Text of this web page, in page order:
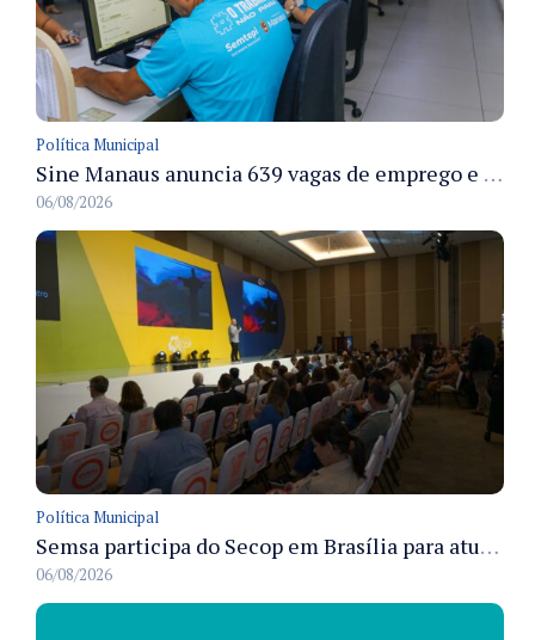
Política Municipal
Sine Manaus anuncia 639 vagas de emprego e atendimento presencial nesta sexta 7/8
06/08/2026
Política Municipal
Semsa participa do Secop em Brasília para atualizar tecnologia e modernizar gestão pública
06/08/2026